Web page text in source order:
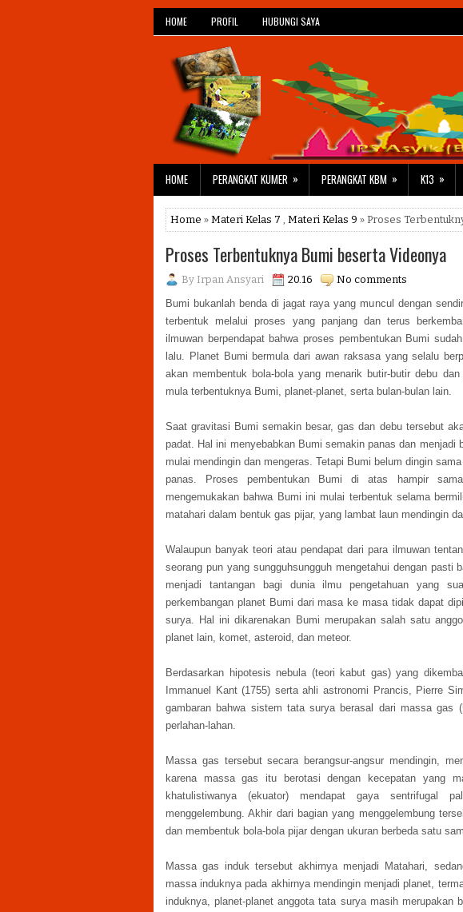
HOME PROFIL HUBUNGI SAYA
HOME PERANGKAT KUMER » PERANGKAT KBM » K13 »
Home » Materi Kelas 7 , Materi Kelas 9 » Proses
Proses Terbentuknya Bumi beserta Videonya
By Irpan Ansyari 20.16
No comments
Bumi bukanlah benda di jagat raya yang muncul dengan
terbentuk melalui proses yang panjang dan terus
ilmuwan berpendapat bahwa proses pembentukan Bumi
lalu. Planet Bumi bermula dari awan raksasa yang selalu
akan membentuk bola-bola yang menarik butir-butir debu
mula terbentuknya Bumi, planet-planet, serta bulan-bulan lain.
Saat gravitasi Bumi semakin besar, gas dan debu tersebut
padat. Hal ini menyebabkan Bumi semakin panas dan menjadi
mulai mendingin dan mengeras. Tetapi Bumi belum dingin
panas. Proses pembentukan Bumi di atas hampir
mengemukakan bahwa Bumi ini mulai terbentuk selama
matahari dalam bentuk gas pijar, yang lambat laun mendingin
Walaupun banyak teori atau pendapat dari para ilmuwan
seorang pun yang sungguhsungguh mengetahui dengan pasti
menjadi tantangan bagi dunia ilmu pengetahuan yang
perkembangan planet Bumi dari masa ke masa tidak dapat
surya. Hal ini dikarenakan Bumi merupakan salah satu
planet lain, komet, asteroid, dan meteor.
Berdasarkan hipotesis nebula (teori kabut gas) yang
Immanuel Kant (1755) serta ahli astronomi Prancis, Pierre
gambaran bahwa sistem tata surya berasal dari massa gas
perlahan-lahan.
Massa gas tersebut secara berangsur-angsur mendingin,
karena massa gas itu berotasi dengan kecepatan yang
khatulistiwanya (ekuator) mendapat gaya sentrifugal
menggelembung. Akhir dari bagian yang menggelembung
dan membentuk bola-bola pijar dengan ukuran berbeda satu
Massa gas induk tersebut akhirnya menjadi Matahari,
massa induknya pada akhirnya mendingin menjadi planet,
induknya, planet-planet anggota tata surya masih merupakan